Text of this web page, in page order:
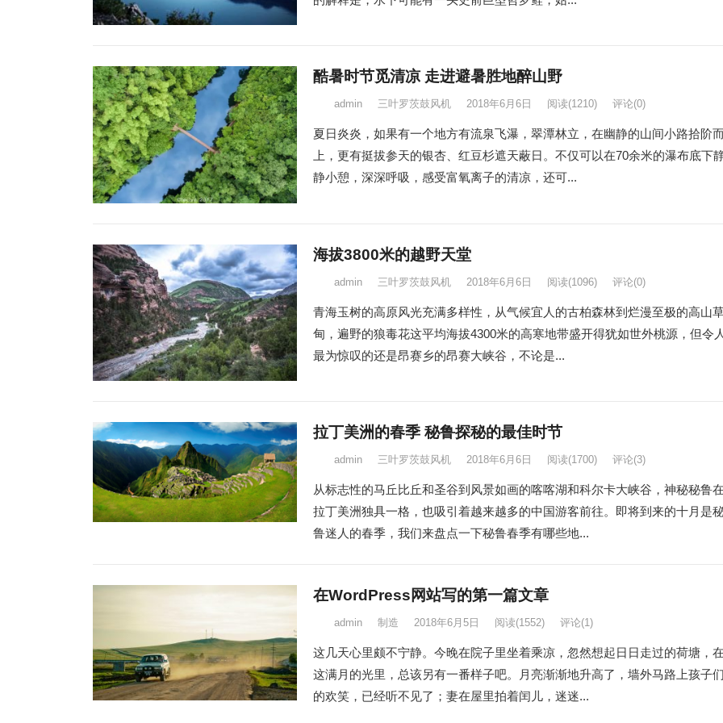
酷暑时节觅清凉 走进避暑胜地醉山野
admin 三叶罗茨鼓风机 2018年6月6日 阅读(1210) 评论(0)
夏日炎炎，如果有一个地方有流泉飞瀑，翠潭林立，在幽静的山间小路拾阶
上，更有挺拔参天的银杏、红豆杉遮天蔽日。不仅可以在70余米的瀑布底下
静小憩，深深呼吸，感受富氧离子的清凉，还可...
海拔3800米的越野天堂
admin 三叶罗茨鼓风机 2018年6月6日 阅读(1096) 评论(0)
青海玉树的高原风光充满多样性，从气候宜人的古柏森林到烂漫至极的高山
甸，遍野的狼毒花这平均海拔4300米的高寒地带盛开得犹如世外桃源，但令
最为惊叹的还是昂赛乡的昂赛大峡谷，不论是...
拉丁美洲的春季 秘鲁探秘的最佳时节
admin 三叶罗茨鼓风机 2018年6月6日 阅读(1700) 评论(3)
从标志性的马丘比丘和圣谷到风景如画的喀喀湖和科尔卡大峡谷，神秘秘鲁在
拉丁美洲独具一格，也吸引着越来越多的中国游客前往。即将到来的十月是
鲁迷人的春季，我们来盘点一下秘鲁春季有哪些地...
在WordPress网站写的第一篇文章
admin 制造 2018年6月5日 阅读(1552) 评论(1)
这几天心里颇不宁静。今晚在院子里坐着乘凉，忽然想起日日走过的荷塘，在
这满月的光里，总该另有一番样子吧。月亮渐渐地升高了，墙外马路上孩子们
的欢笑，已经听不见了；妻在屋里拍着闰儿，迷迷...